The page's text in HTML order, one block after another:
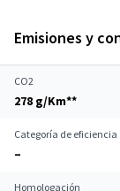
Emisiones y
CO2
278 g/Km**
Categoría de eficiencia
–
Homologación